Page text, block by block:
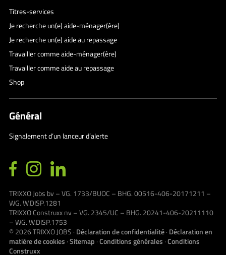
Titres-services
Je recherche un(e) aide-ménager(ère)
Je recherche un(e) aide au repassage
Travailler comme aide-ménager(ère)
Travailler comme aide au repassage
Shop
Général
Signalement d’un lanceur d’alerte
TRIXXO Jobs bv – VG. 1733/BUOC – BHG. 00516-406-20171211 –
WG. W.DISP.1281
TRIXXO Construxx nv – VG. 2345/UC – BHG. 20241-406-20211110
– WG. W.DISP.1753
© 2026TRIXXO JOBS · Déclaration de confidentialité· Déclaration en
matière de cookies ·Sitemap ·Conditions générales ·Conditions
Construxx